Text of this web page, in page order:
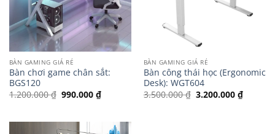
BÀN GAMING GIÁ RẺ
Bàn chơi game chân sắt:
BGS120
1.200.000₫ Giá
gốc
990.000 ₫Giá
hiện
990.000 ₫.
BÀN GAMING GIÁ RẺ
Bàn công thái học (Ergonomic
Desk): WGT604
3.500.000₫ Giá
gốc
3.200.000 ₫Giá
hiện